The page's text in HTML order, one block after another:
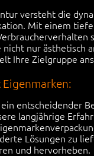
versteht die
Mit einem
nicht nur ästhetisch
Ihre Zielgruppe
entscheidender
langjährige
Lösungen zu
und hervorheben.